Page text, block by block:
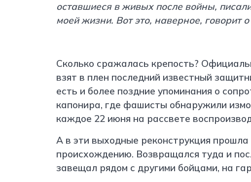
оставшиеся в живых после войны,
моей жизни. Вот это, наверное, говорит
Сколько сражалась крепость?
взят в плен последний известный
есть и более поздние упоминания о
капонира, где фашисты обнаружили
каждое 22 июня на рассвете
А в эти выходные реконструкция
происхождению. Возвращался туда и
завещал рядом с другими бойцами, на